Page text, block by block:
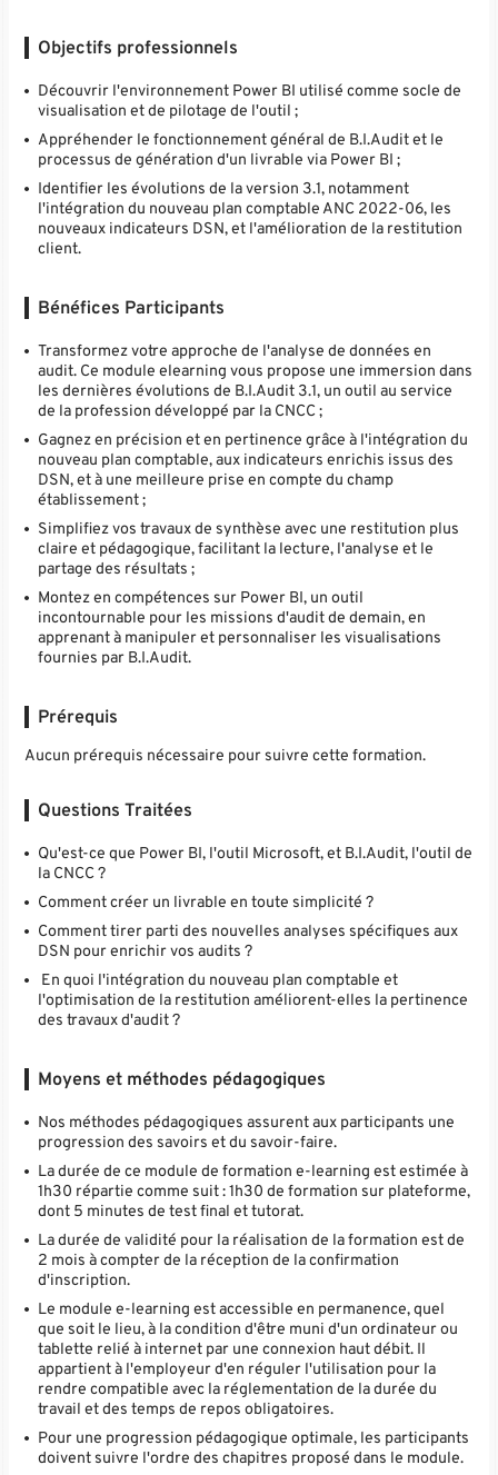
Objectifs professionnels
Découvrir l'environnement Power BI utilisé comme socle de
visualisation et de pilotage de l'outil ;
Appréhender le fonctionnement général de B.I.Audit et le
processus de génération d'un livrable via Power BI ;
Identifier les évolutions de la version 3.1, notamment
l'intégration du nouveau plan comptable ANC 2022-06, les
nouveaux indicateurs DSN, et l'amélioration de la restitution
client.
Bénéfices Participants
Transformez votre approche de l'analyse de données en
audit. Ce module elearning vous propose une immersion dans
les dernières évolutions de B.I.Audit 3.1, un outil au service
de la profession développé par la CNCC ;
Gagnez en précision et en pertinence grâce à l'intégration du
nouveau plan comptable, aux indicateurs enrichis issus des
DSN, et à une meilleure prise en compte du champ
établissement ;
Simplifiez vos travaux de synthèse avec une restitution plus
claire et pédagogique, facilitant la lecture, l'analyse et le
partage des résultats ;
Montez en compétences sur Power BI, un outil
incontournable pour les missions d'audit de demain, en
apprenant à manipuler et personnaliser les visualisations
fournies par B.I.Audit.
Prérequis
Aucun prérequis nécessaire pour suivre cette formation.
Questions Traitées
Qu'est-ce que Power BI, l'outil Microsoft, et B.I.Audit, l'outil de
la CNCC ?
Comment créer un livrable en toute simplicité ?
Comment tirer parti des nouvelles analyses spécifiques aux
DSN pour enrichir vos audits ?
En quoi l'intégration du nouveau plan comptable et
l'optimisation de la restitution améliorent-elles la pertinence
des travaux d'audit ?
Moyens et méthodes pédagogiques
Nos méthodes pédagogiques assurent aux participants une
progression des savoirs et du savoir-faire.
La durée de ce module de formation e-learning est estimée à
1h30 répartie comme suit : 1h30 de formation sur plateforme,
dont 5 minutes de test final et tutorat.
La durée de validité pour la réalisation de la formation est de
2 mois à compter de la réception de la confirmation
d'inscription.
Le module e-learning est accessible en permanence, quel
que soit le lieu, à la condition d'être muni d'un ordinateur ou
tablette relié à internet par une connexion haut débit. Il
appartient à l'employeur d'en réguler l'utilisation pour la
rendre compatible avec la réglementation de la durée du
travail et des temps de repos obligatoires.
Pour une progression pédagogique optimale, les participants
doivent suivre l'ordre des chapitres proposé dans le module.